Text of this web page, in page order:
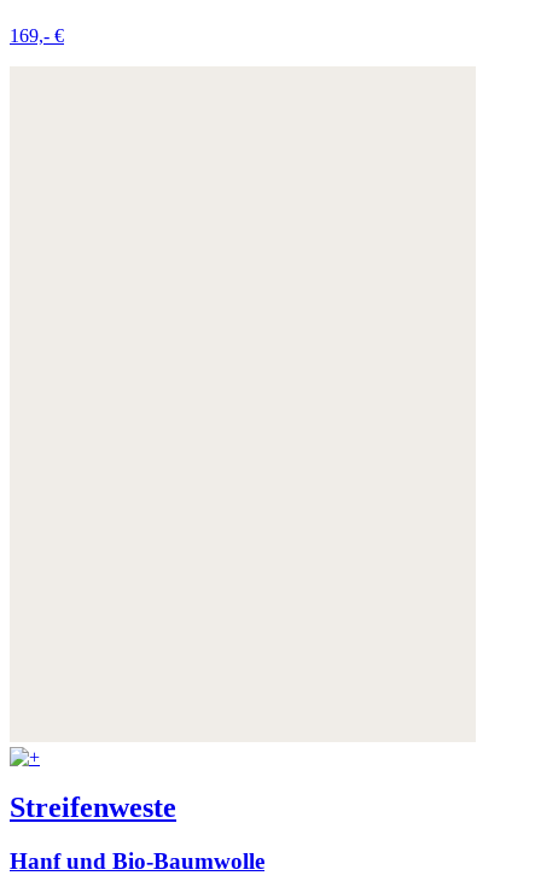
169,- €
Streifenweste
Hanf und Bio-Baumwolle